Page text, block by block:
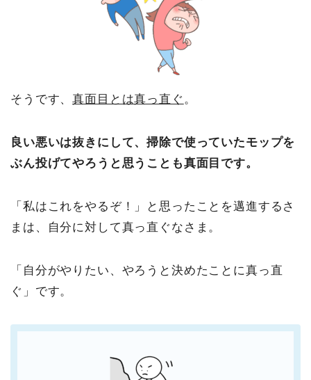
そうです、真面目とは真っ直ぐ 。
良い悪いは抜きにして、掃除で使っていたモップを
ぶん投げてやろうと思うことも真面目です。
「私はこれをやるぞ！」と思ったことを邁進するさ
まは、自分に対して真っ直ぐなさま。
「自分がやりたい、やろうと決めたことに真っ直
ぐ」です。